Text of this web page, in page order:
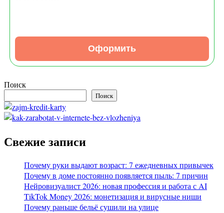
Оформить
Поиск
Поиск
Свежие записи
Почему руки выдают возраст: 7 ежедневных привычек
Почему в доме постоянно появляется пыль: 7 причин
Нейровизуалист 2026: новая профессия и работа с AI
TikTok Money 2026: монетизация и вирусные ниши
Почему раньше бельё сушили на улице